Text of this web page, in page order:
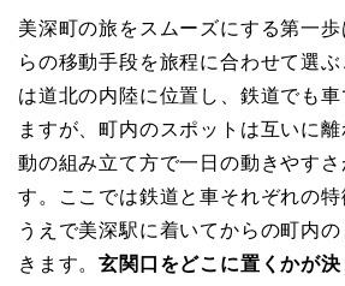
美深町の旅をスムーズにする第一
らの移動手段を旅程に合わせて選
は道北の内陸に位置し、鉄道でも
ますが、町内のスポットは互いに
動の組み立て方で一日の動きやすさ
す。ここでは鉄道と車それぞれの
うえで美深駅に着いてからの町内
きます。玄関口をどこに置くかが